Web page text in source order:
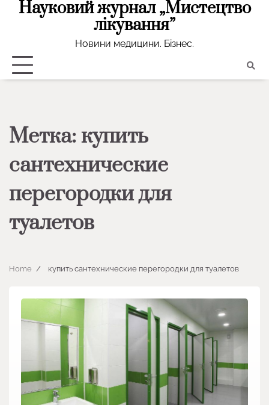
Науковий журнал „Мистецтво
лікування”
Новини медицини. Бізнес.
Метка:купить
сантехнические
перегородки для
туалетов
Home купить сантехнические перегородки для туалетов